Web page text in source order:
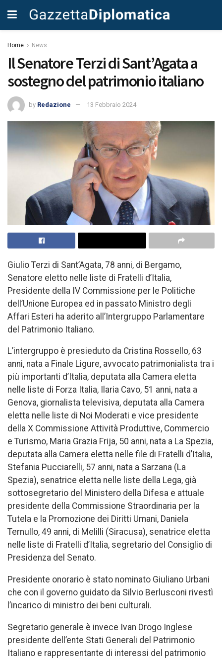
Home News
Il Senatore Terzi di Sant’Agata a
sostegno del patrimonio italiano
by Redazione 13 Febbraio 2024
Giulio Terzi di Sant’Agata, 78 anni, di Bergamo,
Senatore eletto nelle liste di Fratelli d’Italia,
Presidente della IV Commissione per le Politiche
dell’Unione Europea ed in passato Ministro degli
Affari Esteri ha aderito all’Intergruppo Parlamentare
del Patrimonio Italiano.
L’intergruppo è presieduto da Cristina Rossello, 63
anni, nata a Finale Ligure, avvocato patrimonialista tra i
più importanti d’Italia, deputata alla Camera eletta
nelle liste di Forza Italia, Ilaria Cavo, 51 anni, nata a
Genova, giornalista televisiva, deputata alla Camera
eletta nelle liste di Noi Moderati e vice presidente
della X Commissione Attività Produttive, Commercio
e Turismo, Maria Grazia Frija, 50 anni, nata a La Spezia,
deputata alla Camera eletta nelle file di Fratelli d’Italia,
Stefania Pucciarelli, 57 anni, nata a Sarzana (La
Spezia), senatrice eletta nelle liste della Lega, già
sottosegretario del Ministero della Difesa e attuale
presidente della Commissione Straordinaria per la
Tutela e la Promozione dei Diritti Umani, Daniela
Ternullo, 49 anni, di Melilli (Siracusa), senatrice eletta
nelle liste di Fratelli d’Italia, segretario del Consiglio di
Presidenza del Senato.
Presidente onorario è stato nominato Giuliano Urbani
che con il governo guidato da Silvio Berlusconi rivestì
l’incarico di ministro dei beni culturali.
Segretario generale è invece Ivan Drogo Inglese
presidente dell’ente Stati Generali del Patrimonio
Italiano e rappresentante di interessi del patrimonio